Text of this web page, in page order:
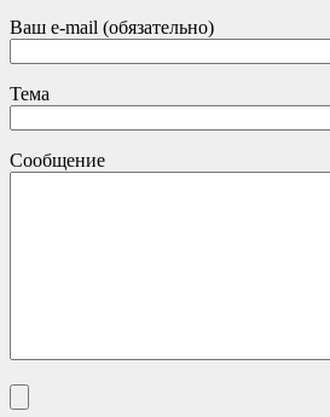
Ваш e-mail (обязательно)
Тема
Сообщение